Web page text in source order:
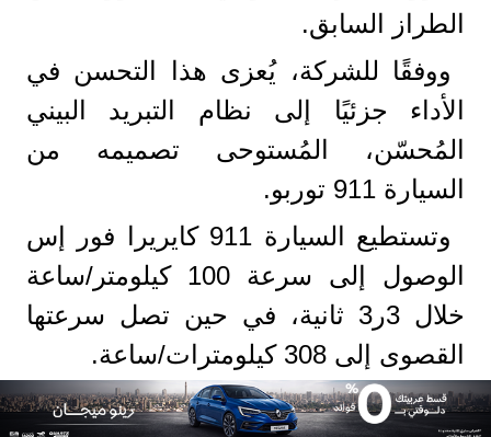
الطراز السابق.
ووفقًا للشركة، يُعزى هذا التحسن في
الأداء جزئيًا إلى نظام التبريد البيني
المُحسّن، المُستوحى تصميمه من
السيارة 911 توربو.
وتستطيع السيارة 911 كايريرا فور إس
الوصول إلى سرعة 100 كيلومتر/ساعة
خلال 3ر3 ثانية، في حين تصل سرعتها
القصوى إلى 308 كيلومترات/ساعة.